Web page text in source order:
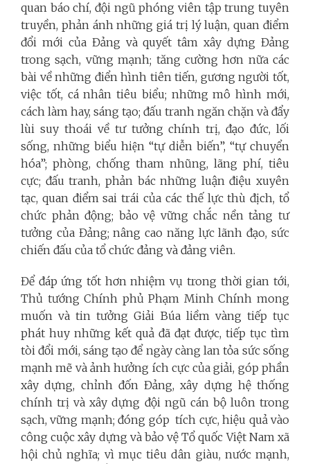
quan báo chí, đội ngũ phóng viên tập trung tuyên
truyền, phản ánh những giá trị lý luận, quan điểm
đổi mới của Đảng và quyết tâm xây dựng Đảng
trong sạch, vững mạnh; tăng cường hơn nữa các
bài về những điển hình tiên tiến, gương người tốt,
việc tốt, cá nhân tiêu biểu; những mô hình mới,
cách làm hay, sáng tạo; đấu tranh ngăn chặn và đẩy
lùi suy thoái về tư tưởng chính trị, đạo đức, lối
sống, những biểu hiện “tự diễn biến”, “tự chuyển
hóa”; phòng, chống tham nhũng, lãng phí, tiêu
cực; đấu tranh, phản bác những luận điệu xuyên
tạc, quan điểm sai trái của các thế lực thù địch, tổ
chức phản động; bảo vệ vững chắc nền tảng tư
tưởng của Đảng; nâng cao năng lực lãnh đạo, sức
chiến đấu của tổ chức đảng và đảng viên.
Để đáp ứng tốt hơn nhiệm vụ trong thời gian tới,
Thủ tướng Chính phủ Phạm Minh Chính mong
muốn và tin tưởng Giải Búa liềm vàng tiếp tục
phát huy những kết quả đã đạt được, tiếp tục tìm
tòi đổi mới, sáng tạo để ngày càng lan tỏa sức sống
mạnh mẽ và ảnh hưởng ích cực của giải, góp phần
xây dựng, chỉnh đốn Đảng, xây dựng hệ thống
chính trị và xây dựng đội ngũ cán bộ luôn trong
sạch, vững mạnh; đóng góp tích cực, hiệu quả vào
công cuộc xây dựng và bảo vệ Tổ quốc Việt Nam xã
hội chủ nghĩa; vì mục tiêu dân giàu, nước mạnh,